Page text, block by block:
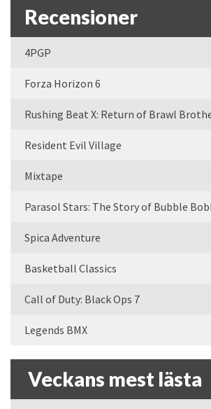
Recensioner
4PGP
Forza Horizon 6
Rushing Beat X: Return of Brawl
Resident Evil Village
Mixtape
Parasol Stars: The Story of Bubble
Spica Adventure
Basketball Classics
Call of Duty: Black Ops 7
Legends BMX
Veckans mest lästa